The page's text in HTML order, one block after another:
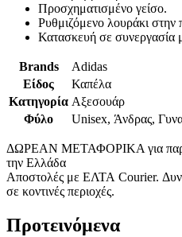
Προσχηματισμένο γείσο.
Ρυθμιζόμενο λουράκι στην
Κατασκευή σε συνεργασία
Brands
Adidas
Είδος
Καπέλα
Κατηγορία Αξεσουάρ
Φύλο
Unisex, Άνδρας,
ΔΩΡΕΑΝ ΜΕΤΑΦΟΡΙΚΑ για
την Ελλάδα
Αποστολές με ΕΛΤΑ Courier.
σε κοντινές περιοχές.
Προτεινόμενα